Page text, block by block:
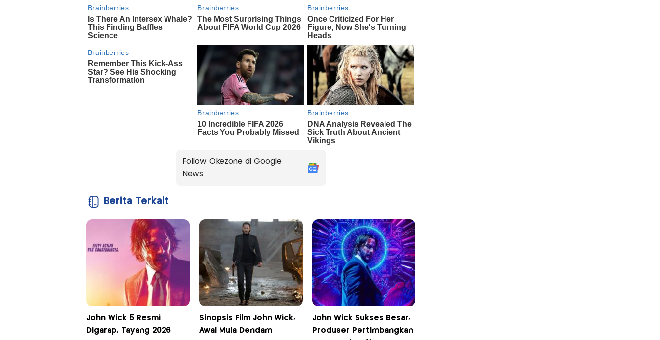
Follow Okezone di Google
News
Berita Terkait
John Wick 5 Resmi
Digarap, Tayang 2026
Sinopsis Film John Wick,
Awal Mula Dendam
John Wick Sukses Besar,
Produser Pertimbangkan